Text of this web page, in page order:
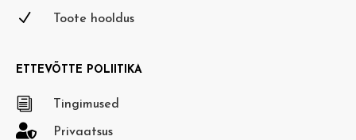
N Toote hooldus
ETTEVÕTTE POLIITIKA
i Tingimused
 Privaatsus